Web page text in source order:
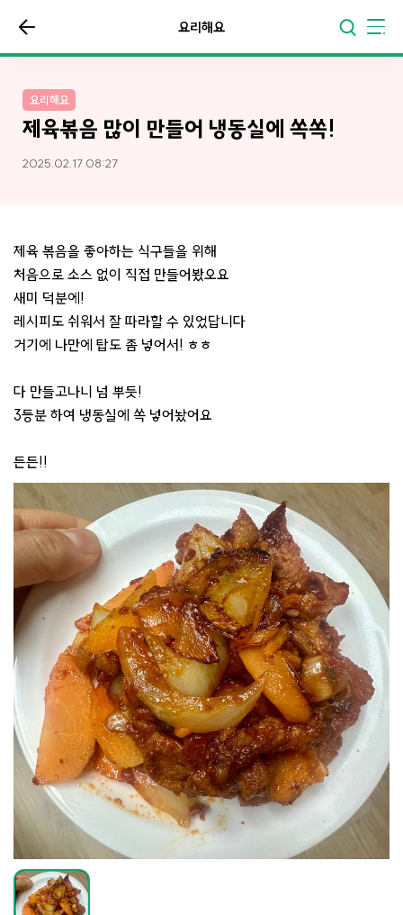
요리해요
요리해요
제육볶음 많이 만들어 냉동실에 쏙쏙!
2025.02.17 08:27
제육 볶음을 좋아하는 식구들을 위해
처음으로 소스 없이 직접 만들어봤오요
새미 덕분에!
레시피도 쉬워서 잘 따라할 수 있었답니다
거기에 나만에 탑도 좀 넣어서! ㅎㅎ
다 만들고나니 넘 뿌듯!
3등분 하여 냉동실에 쏙 넣어놨어요
든든!!